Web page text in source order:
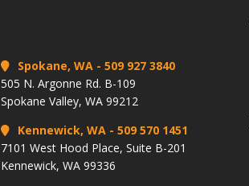
Spokane, WA - 509 927 3840
505 N. Argonne Rd. B-109
Spokane Valley, WA 99212
Kennewick, WA - 509 570 1451
7101 West Hood Place, Suite B-201
Kennewick, WA 99336